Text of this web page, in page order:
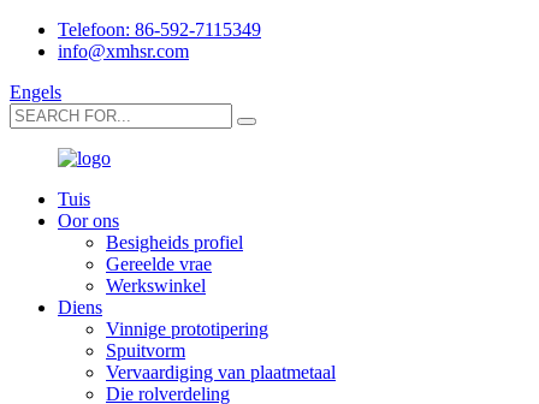
Telefoon: 86-592-7115349
info@xmhsr.com
Engels
Tuis
Oor ons
Besigheids profiel
Gereelde vrae
Werkswinkel
Diens
Vinnige prototipering
Spuitvorm
Vervaardiging van plaatmetaal
Die rolverdeling